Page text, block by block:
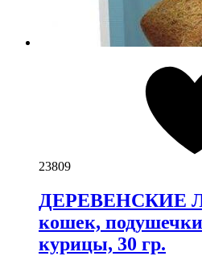
23809
ДЕРЕВЕНСКИЕ
кошек,
курицы, 30 гр.